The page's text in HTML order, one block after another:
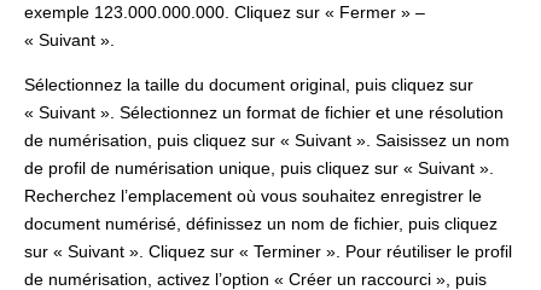
exemple 123.000.000.000. Cliquez sur « Fermer » –
« Suivant ».
Sélectionnez la taille du document original, puis cliquez sur
« Suivant ». Sélectionnez un format de fichier et une résolution
de numérisation, puis cliquez sur « Suivant ». Saisissez un nom
de profil de numérisation unique, puis cliquez sur « Suivant ».
Recherchez l’emplacement où vous souhaitez enregistrer le
document numérisé, définissez un nom de fichier, puis cliquez
sur « Suivant ». Cliquez sur « Terminer ». Pour réutiliser le profil
de numérisation, activez l’option « Créer un raccourci », puis